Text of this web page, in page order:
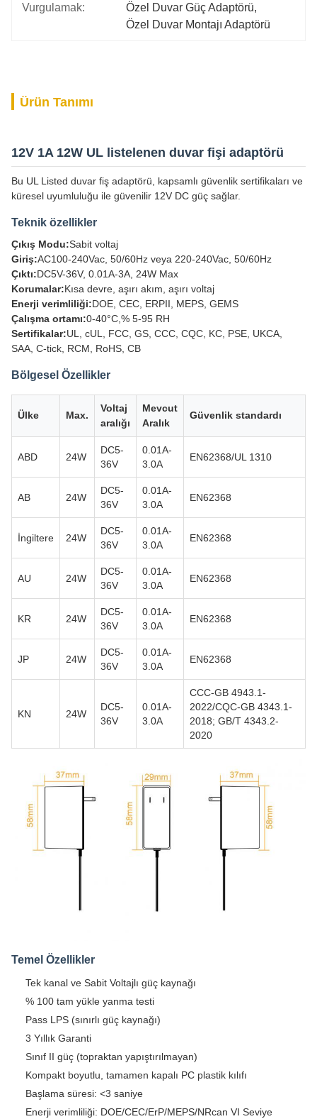
Vurgulamak: Özel Duvar Güç Adaptörü,
Özel Duvar Montajı Adaptörü
Ürün Tanımı
12V 1A 12W UL listelenen duvar fişi adaptörü
Bu UL Listed duvar fiş adaptörü, kapsamlı güvenlik sertifikaları ve
küresel uyumluluğu ile güvenilir 12V DC güç sağlar.
Teknik özellikler
Çıkış Modu:Sabit voltaj
Giriş:AC100-240Vac, 50/60Hz veya 220-240Vac, 50/60Hz
Çıktı:DC5V-36V, 0.01A-3A, 24W Max
Korumalar:Kısa devre, aşırı akım, aşırı voltaj
Enerji verimliliği:DOE, CEC, ERPII, MEPS, GEMS
Çalışma ortamı:0-40°C,% 5-95 RH
Sertifikalar:UL, cUL, FCC, GS, CCC, CQC, KC, PSE, UKCA,
SAA, C-tick, RCM, RoHS, CB
Bölgesel Özellikler
Ülke Max.
Voltaj
aralığı
Mevcut
Aralık
Güvenlik standardı
ABD 24W
DC5-
36V
0.01A-
3.0A
EN62368/UL 1310
AB 24W
DC5-
36V
0.01A-
3.0A
EN62368
İngiltere 24W
DC5-
36V
0.01A-
3.0A
EN62368
AU 24W
DC5-
36V
0.01A-
3.0A
EN62368
KR 24W
DC5-
36V
0.01A-
3.0A
EN62368
JP 24W
DC5-
36V
0.01A-
3.0A
EN62368
KN 24W
DC5-
36V
0.01A-
3.0A
CCC-GB 4943.1-
2022/CQC-GB 4343.1-
2018; GB/T 4343.2-
2020
Temel Özellikler
Tek kanal ve Sabit Voltajlı güç kaynağı
% 100 tam yükle yanma testi
Pass LPS (sınırlı güç kaynağı)
3 Yıllık Garanti
Sınıf II güç (topraktan yapıştırılmayan)
Kompakt boyutlu, tamamen kapalı PC plastik kılıfı
Başlama süresi: <3 saniye
Enerji verimliliği: DOE/CEC/ErP/MEPS/NRcan VI Seviye